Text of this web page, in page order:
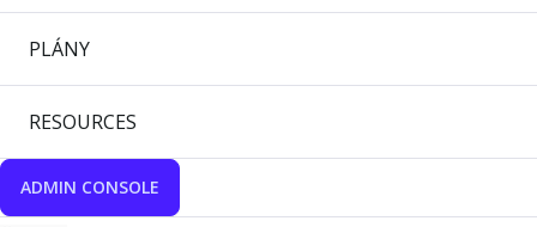
PLÁNY
RESOURCES
ADMIN CONSOLE